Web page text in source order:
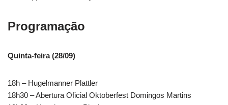
Programação
Quinta-feira (28/09)
18h – Hugelmanner Plattler
18h30 – Abertura Oficial Oktoberfest Domingos Martins